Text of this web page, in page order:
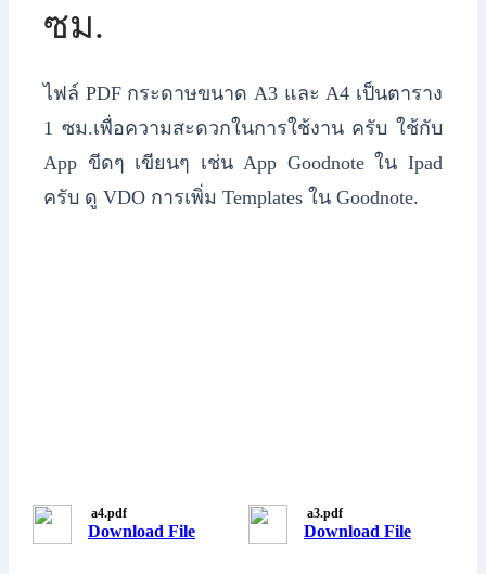
ซม.
ไฟล์ PDF กระดาษขนาด A3 และ A4 เป็นตาราง
1 ซม.เพื่อความสะดวกในการใช้งาน ครับ ใช้กับ
App ขีดๆ เขียนๆ เช่น App Goodnote ใน Ipad
ครับ ดู VDO การเพิ่ม Templates ใน Goodnote.
a4.pdf
Download File
a3.pdf
Download File